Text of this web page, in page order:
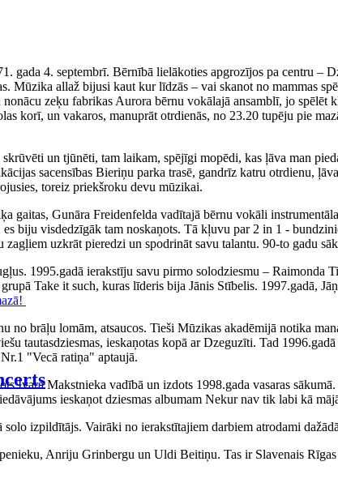
gada 4. septembrī. Bērnībā lielākoties apgrozījos pa centru
Mūzika allaž bijusi kaut kur līdzās – vai skanot no mammas
zeķu fabrikas Aurora bērnu vokālajā ansamblī, jo
korī, un vakaros, manuprāt otrdienās, no 23.20 tupēju pie
un tjūnēti, tam laikam, spējīgi mopēdi, kas ļāva man
sacensības Bieriņu parka trasē, gandrīz katru otrdienu,
toreiz priekšroku devu mūzikai.
gaitas, Gunāra Freidenfelda vadītajā bērnu vokāli
biju visdedzīgāk tam noskaņots. Tā kļuvu par 2 in 1 -
uzkrāt pieredzi un spodrināt savu talantu. 90-to gadu
1995.gadā ierakstīju savu pirmo solodziesmu –
Take it such, kuras līderis bija Jānis Stībelis. 1997.gadā,
brāļu lomām, atsaucos. Tieši Mūzikas akadēmijā notika
tautasdziesmas, ieskaņotas kopā ar Dzeguzīti. Tad
"Vecā ratiņa" aptaujā.
Ivara Makstnieka vadībā un izdots 1998.gada vasaras
ieskaņot dziesmas albumam Nekur nav tik labi kā
izpildītājs. Vairāki no ierakstītajiem darbiem atrodami
Anriju Grinbergu un Uldi Beitiņu. Tas ir Slavenais Rīgas